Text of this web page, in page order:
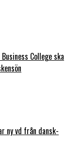
College ska
ny vd från dansk-